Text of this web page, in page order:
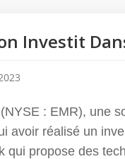
Investit
: EMR), une
avoir réalisé un
qui propose des